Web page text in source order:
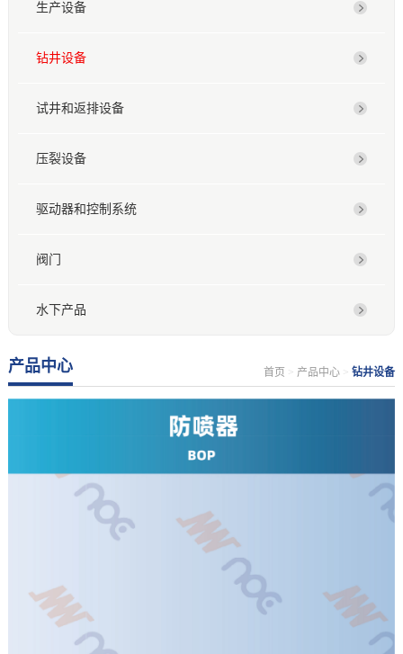
生产设备
钻井设备
试井和返排设备
压裂设备
驱动器和控制系统
阀门
水下产品
首页 > 产品中心 >钻井设备
产品中心